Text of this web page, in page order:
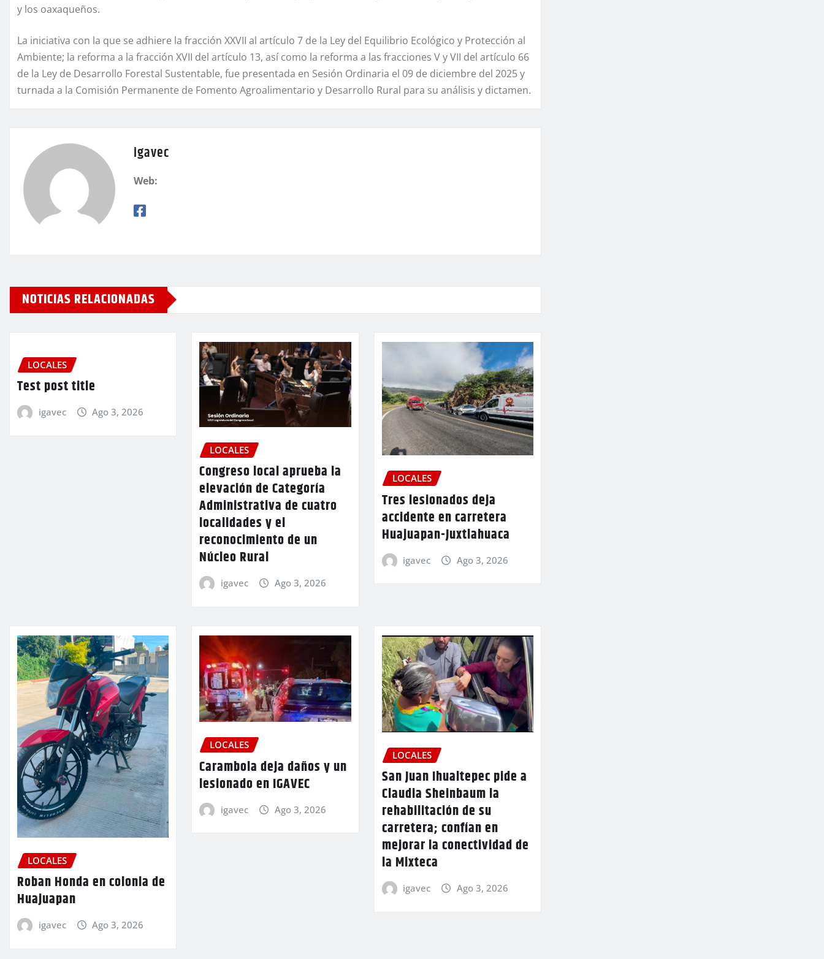
y los oaxaqueños.
La iniciativa con la que se adhiere la fracción XXVII al artículo 7 de la Ley del Equilibrio Ecológico y Protección al
Ambiente; la reforma a la fracción XVII del artículo 13, así como la reforma a las fracciones V y VII del artículo 66
de la Ley de Desarrollo Forestal Sustentable, fue presentada en Sesión Ordinaria el 09 de diciembre del 2025 y
turnada a la Comisión Permanente de Fomento Agroalimentario y Desarrollo Rural para su análisis y dictamen.
igavec
Web:
NOTICIAS RELACIONADAS
LOCALES
Test post title
igavec Ago 3, 2026
LOCALES
Congreso local aprueba la
elevación de Categoría
Administrativa de cuatro
localidades y el
reconocimiento de un
Núcleo Rural
igavec Ago 3, 2026
LOCALES
Tres lesionados deja
accidente en carretera
Huajuapan-Juxtlahuaca
igavec Ago 3, 2026
LOCALES
Roban Honda en colonia de
Huajuapan
igavec Ago 3, 2026
LOCALES
Carambola deja daños y un
lesionado en IGAVEC
igavec Ago 3, 2026
LOCALES
San Juan Ihualtepec pide a
Claudia Sheinbaum la
rehabilitación de su
carretera; confían en
mejorar la conectividad de
la Mixteca
igavec Ago 3, 2026